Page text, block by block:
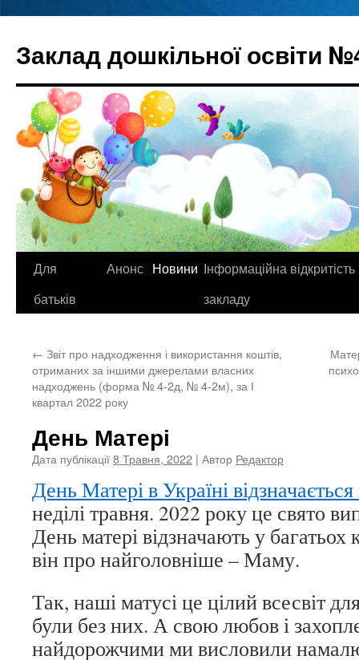
вмісту
Заклад дошкільної освіти
Для
батьків
Анонс Новини Інформаційна відкритість
закладу
← Звіт про надходження і використання коштів,
отриманих за іншими джерелами власних
надходжень (форма № 4-2д, № 4-2м), за І
квартал 2022 року
День Матері
Дата публікації8 Травня, 2022 | Автор Редактор
День Матері в Україні
неділі травня. 2022 року це свято
День матері відзначають у багатьох
він про найголовніше – Маму.
Так, наші матусі це цілий всесвіт
були без них. А свою любов і
найдорожчими ми висловили